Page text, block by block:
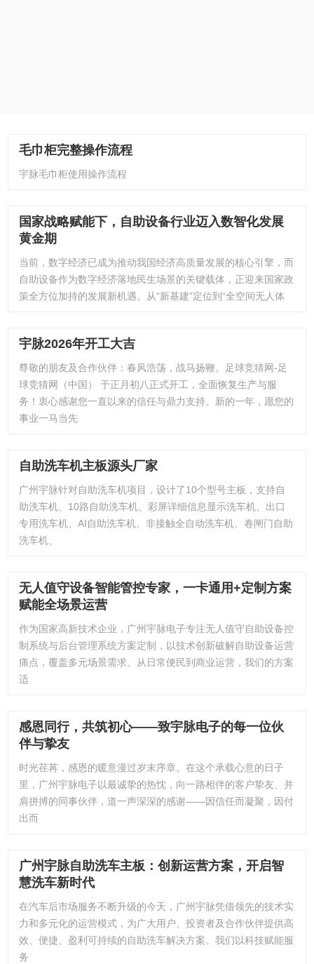
毛巾柜完整操作流程
宇脉毛巾柜使用操作流程
国家战略赋能下，自助设备行业迈入数智化发展
黄金期
当前，数字经济已成为推动我国经济高质量发展的核心引擎，而
自助设备作为数字经济落地民生场景的关键载体，正迎来国家政
策全方位加持的发展新机遇。从“新基建”定位到“全空间无人体
宇脉2026年开工大吉
尊敬的朋友及合作伙伴：春风浩荡，战马扬鞭。足球竞猜网-足
球竞猜网（中国） 于正月初八正式开工，全面恢复生产与服
务！衷心感谢您一直以来的信任与鼎力支持。新的一年，愿您的
事业一马当先
自助洗车机主板源头厂家
广州宇脉针对自助洗车机项目，设计了10个型号主板，支持自
助洗车机、10路自助洗车机、彩屏详细信息显示洗车机、出口
专用洗车机、AI自助洗车机、非接触全自动洗车机、卷闸门自助
洗车机、
无人值守设备智能管控专家，一卡通用+定制方案
赋能全场景运营
作为国家高新技术企业，广州宇脉电子专注无人值守自助设备控
制系统与后台管理系统方案定制，以技术创新破解自助设备运营
痛点，覆盖多元场景需求。从日常便民到商业运营，我们的方案
适
感恩同行，共筑初心——致宇脉电子的每一位伙
伴与挚友
时光荏苒，感恩的暖意漫过岁末序章。在这个承载心意的日子
里，广州宇脉电子以最诚挚的热忱，向一路相伴的客户挚友、并
肩拼搏的同事伙伴，道一声深深的感谢——因信任而凝聚，因付
出而
广州宇脉自助洗车主板：创新运营方案，开启智
慧洗车新时代
在汽车后市场服务不断升级的今天，广州宇脉凭借领先的技术实
力和多元化的运营模式，为广大用户、投资者及合作伙伴提供高
效、便捷、盈利可持续的自助洗车解决方案。我们以科技赋能服
务